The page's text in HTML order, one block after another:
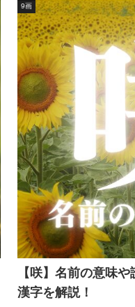
9画
【咲】名前の意味
漢字を解説！